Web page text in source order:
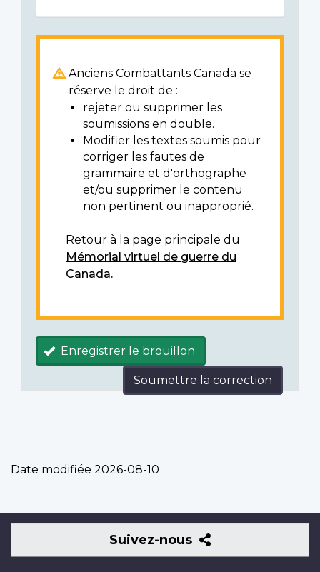
Anciens Combattants Canada se
réserve le droit de :
rejeter ou supprimer les
soumissions en double.
Modifier les textes soumis pour
corriger les fautes de
grammaire et d'orthographe
et/ou supprimer le contenu
non pertinent ou inapproprié.
Retour à la page principale du
Mémorial virtuel de guerre du
Canada.
Enregistrer le brouillon
Soumettre la correction
Date modifiée 2026-08-10
Suivez-nous
Suivez-
nous